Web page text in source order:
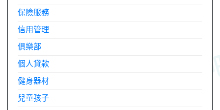
保險服務
信用管理
俱樂部
個人貸款
健身器材
兒童孩子